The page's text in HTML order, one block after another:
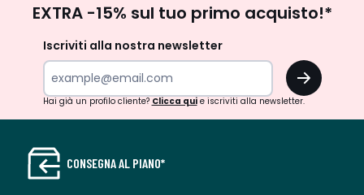
newsletter
EXTRA -15% sul tuo primo acquisto!*
Iscriviti alla nostra newsletter
OK
Hai già un profilo cliente?Clicca quie iscriviti alla newsletter.
CONSEGNA AL PIANO*